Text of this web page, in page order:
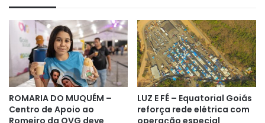
ROMARIA DO MUQUÉM –
Centro de Apoio ao
LUZ E FÉ – Equatorial Goiás
reforça rede elétrica com